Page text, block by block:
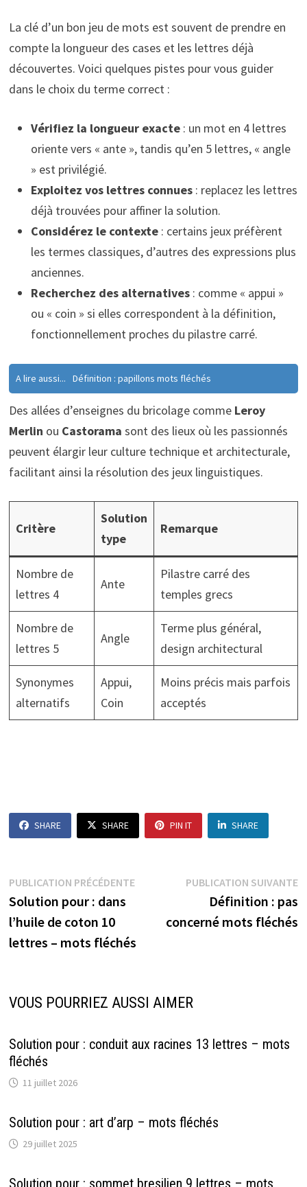
La clé d’un bon jeu de mots est souvent de prendre en
compte la longueur des cases et les lettres déjà
découvertes. Voici quelques pistes pour vous guider
dans le choix du terme correct :
Vérifiez la longueur exacte: un mot en 4 lettres
oriente vers « ante », tandis qu’en 5 lettres, « angle
» est privilégié.
Exploitez vos lettres connues: replacez les lettres
déjà trouvées pour affiner la solution.
Considérez le contexte: certains jeux préfèrent
les termes classiques, d’autres des expressions plus
anciennes.
Recherchez des alternatives: comme « appui »
ou « coin » si elles correspondent à la définition,
fonctionnellement proches du pilastre carré.
A lire aussi... Définition : papillons mots fléchés
Des allées d’enseignes du bricolage comme Leroy
Merlin ou Castorama sont des lieux où les passionnés
peuvent élargir leur culture technique et architecturale,
facilitant ainsi la résolution des jeux linguistiques.
Critère
Solution
type
Remarque
Nombre de
lettres 4
Ante
Pilastre carré des
temples grecs
Nombre de
lettres 5
Angle
Terme plus général,
design architectural
Synonymes
alternatifs
Appui,
Coin
Moins précis mais parfois
acceptés
SHARE SHARE PIN IT SHARE
Navigation
de
l’article
PUBLICATION PRÉCÉDENTEPublication
Solution pour : dans
l’huile de coton 10
lettres – mots fléchés
PUBLICATION SUIVANTE
Définition : pas
concerné mots fléchés
VOUS POURRIEZ AUSSI AIMER
Solution pour : conduit aux racines 13 lettres – mots
fléchés
11 juillet 2026
Solution pour : art d’arp – mots fléchés
29 juillet 2025
Solution pour : sommet bresilien 9 lettres – mots